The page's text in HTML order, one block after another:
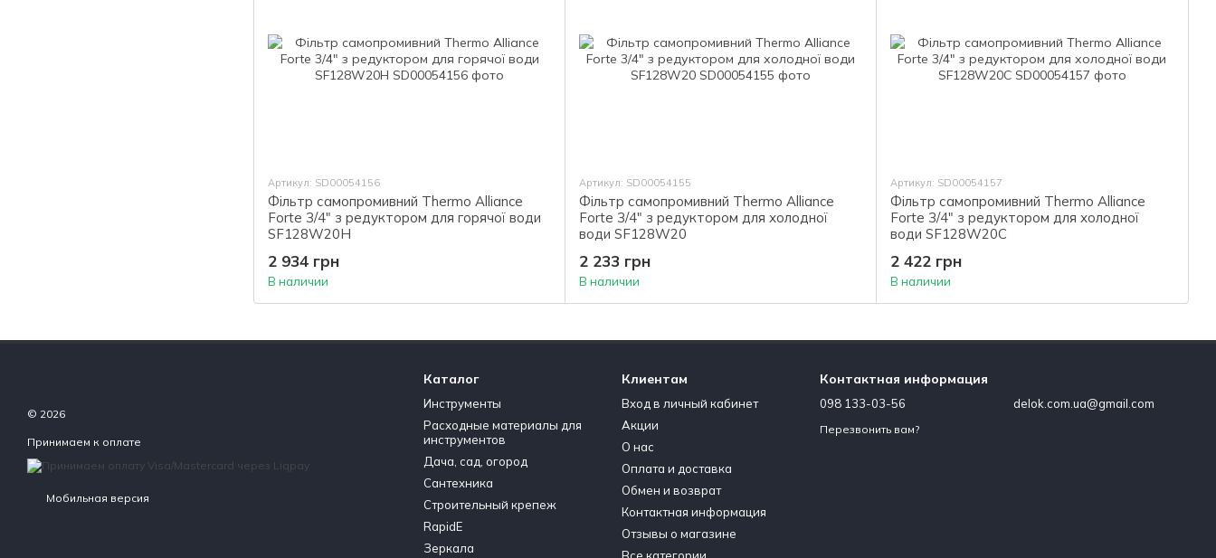
Артикул: SD00054156
Фільтр самопромивний Thermo Alliance
Forte 3/4" з редуктором для горячої води
SF128W20H
2 934 грн
В наличии
Артикул: SD00054155
Фільтр самопромивний Thermo Alliance
Forte 3/4" з редуктором для холодної
води SF128W20
2 233 грн
В наличии
Артикул: SD00054157
Фільтр самопромивний Thermo Alliance
Forte 3/4" з редуктором для холодної
води SF128W20C
2 422 грн
В наличии
© 2026
Принимаем к оплате
Мобильная версия
Каталог
Инструменты
Расходные материалы для
инструментов
Дача, сад, огород
Сантехника
Строительный крепеж
RapidE
Зеркала
Клиентам
Вход в личный кабинет
Акции
О нас
Оплата и доставка
Обмен и возврат
Контактная информация
Отзывы о магазине
Контактная информация
098 133-03-56
Перезвонить вам?
delok.com.ua@gmail.com